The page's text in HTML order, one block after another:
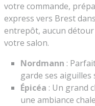
votre commande,
express vers Brest
entrepôt, aucun
votre salon.
Nordmann :
garde ses
Épicéa : Un grand
une ambiance